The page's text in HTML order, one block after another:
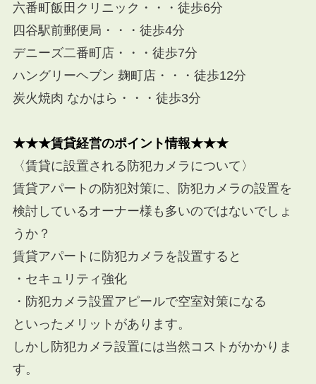
六番町飯田クリニック・・・徒歩6分
四谷駅前郵便局・・・徒歩4分
デニーズ二番町店・・・徒歩7分
ハングリーヘブン 麹町店・・・徒歩12分
炭火焼肉 なかはら・・・徒歩3分
★★★賃貸経営のポイント情報★★★
〈賃貸に設置される防犯カメラについて〉
賃貸アパートの防犯対策に、防犯カメラの設置を
検討しているオーナー様も多いのではないでしょ
うか？
賃貸アパートに防犯カメラを設置すると
・セキュリティ強化
・防犯カメラ設置アピールで空室対策になる
といったメリットがあります。
しかし防犯カメラ設置には当然コストがかかりま
す。